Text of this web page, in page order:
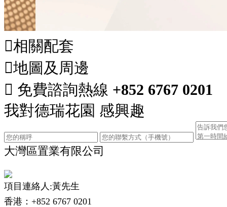
相關配套
地圖及周邊
 免費諮詢熱線 +852 6767 0201
我對德瑞花園 感興趣
大灣區置業有限公司
項目連絡人:黃先生
香港：+852 6767 0201